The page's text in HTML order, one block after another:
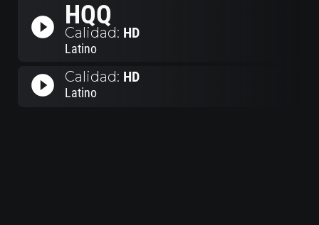
play_circle_filled HQQ
Calidad: HD
Latino
play_circle_filled Calidad: HD
Latino